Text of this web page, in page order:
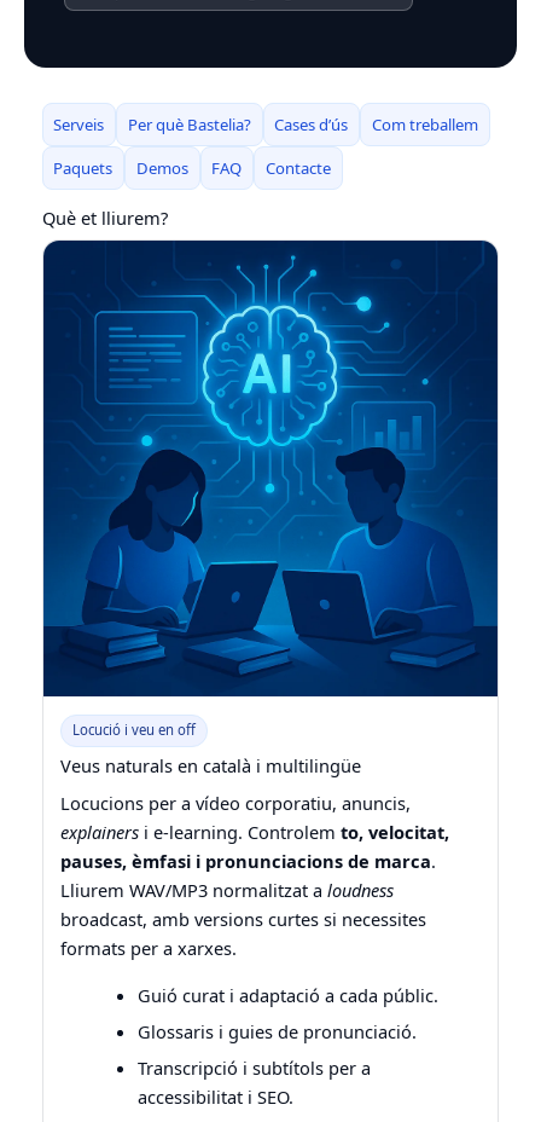
Serveis Per què Bastelia? Cases d’ús Com treballem
Paquets Demos FAQ Contacte
Què et lliurem?
Locució i veu en off
Veus naturals en català i multilingüe
Locucions per a vídeo corporatiu, anuncis,
explainers i e-learning. Controlemto, velocitat,
pauses, èmfasi i pronunciacions de marca.
Lliurem WAV/MP3 normalitzat aloudness
broadcast, amb versions curtes si necessites
formats per a xarxes.
Guió curat i adaptació a cada públic.
Glossaris i guies de pronunciació.
Transcripció i subtítols per a
accessibilitat i SEO.